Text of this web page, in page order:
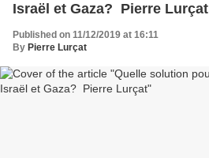
Israël et Gaza? Pierre Lurçat
Published on 11/12/2019 at 16:11
By Pierre Lurçat